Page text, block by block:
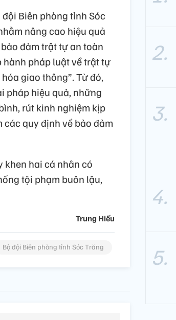
Biên phòng tỉnh Sóc
nâng cao hiệu quả
đảm trật tự an toàn
pháp luật về trật tự
giao thông”. Từ đó,
pháp hiệu quả, những
rút kinh nghiệm kịp
quy định về bảo đảm
khen hai cá nhân có
tội phạm buôn lậu,
Trung Hiếu
Bộ đội Biên phòng tỉnh Sóc Trăng